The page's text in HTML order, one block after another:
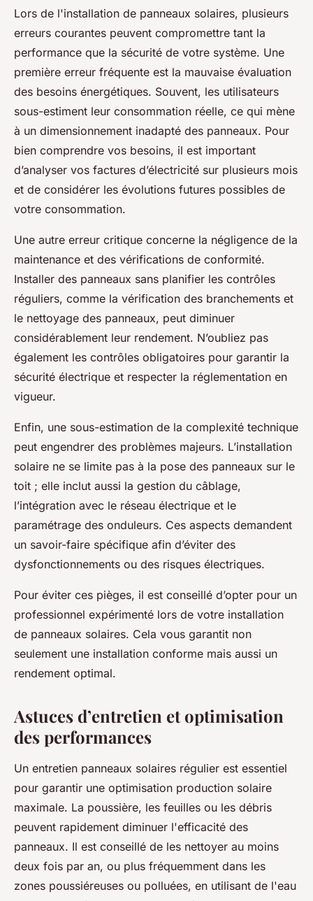
Lors de l'installation de panneaux solaires, plusieurs
erreurs courantes peuvent compromettre tant la
performance que la sécurité de votre système. Une
première erreur fréquente est la mauvaise évaluation
des besoins énergétiques. Souvent, les utilisateurs
sous-estiment leur consommation réelle, ce qui mène
à un dimensionnement inadapté des panneaux. Pour
bien comprendre vos besoins, il est important
d’analyser vos factures d’électricité sur plusieurs mois
et de considérer les évolutions futures possibles de
votre consommation.
Une autre erreur critique concerne la négligence de la
maintenance et des vérifications de conformité.
Installer des panneaux sans planifier les contrôles
réguliers, comme la vérification des branchements et
le nettoyage des panneaux, peut diminuer
considérablement leur rendement. N’oubliez pas
également les contrôles obligatoires pour garantir la
sécurité électrique et respecter la réglementation en
vigueur.
Enfin, une sous-estimation de la complexité technique
peut engendrer des problèmes majeurs. L’installation
solaire ne se limite pas à la pose des panneaux sur le
toit ; elle inclut aussi la gestion du câblage,
l’intégration avec le réseau électrique et le
paramétrage des onduleurs. Ces aspects demandent
un savoir-faire spécifique afin d’éviter des
dysfonctionnements ou des risques électriques.
Pour éviter ces pièges, il est conseillé d’opter pour un
professionnel expérimenté lors de votre installation
de panneaux solaires. Cela vous garantit non
seulement une installation conforme mais aussi un
rendement optimal.
Astuces d’entretien et optimisation
des performances
Un entretien panneaux solaires régulier est essentiel
pour garantir une optimisation production solaire
maximale. La poussière, les feuilles ou les débris
peuvent rapidement diminuer l'efficacité des
panneaux. Il est conseillé de les nettoyer au moins
deux fois par an, ou plus fréquemment dans les
zones poussiéreuses ou polluées, en utilisant de l'eau